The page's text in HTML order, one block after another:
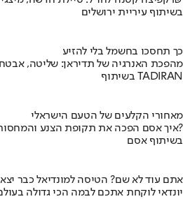
בשיתוף עיריית ירושלים
כך תחסכו בחשמל בלי להזיע
מהפכת האנרגיה של תדיראן: שליטה,
בשיתוף TADIRAN
מאחורי הקלעים של הטעם הישראלי
איך אסם הפכה את תקופת הצנע והמחסור הקשה של שנות ה-40 למותג לאומי?
בשיתוף אסם
אתם עוד לא שם? הטיסה למונדיאל כבר
יונדאי לוקחת אתכם לבמה הכי גדולה